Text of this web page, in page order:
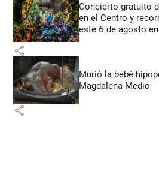
Concierto gratuito
en el Centro y
este 6 de agosto
share
Murió la bebé
Magdalena Medio
share